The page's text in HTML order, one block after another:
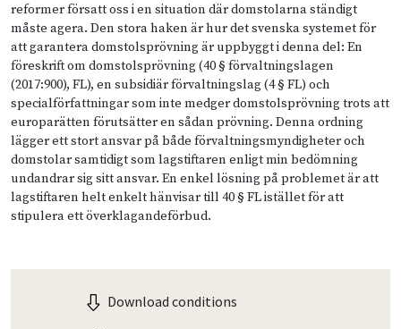
reformer försatt oss i en situation där domstolarna ständigt
måste agera. Den stora haken är hur det svenska systemet för
att garantera domstolsprövning är uppbyggt i denna del: En
föreskrift om domstolsprövning (40 § förvaltningslagen
(2017:900), FL), en subsidiär förvaltningslag (4 § FL) och
specialförfattningar som inte medger domstolsprövning trots att
europarätten förutsätter en sådan prövning. Denna ordning
lägger ett stort ansvar på både förvaltningsmyndigheter och
domstolar samtidigt som lagstiftaren enligt min bedömning
undandrar sig sitt ansvar. En enkel lösning på problemet är att
lagstiftaren helt enkelt hänvisar till 40 § FL istället för att
stipulera ett överklagandeförbud.
Download conditions